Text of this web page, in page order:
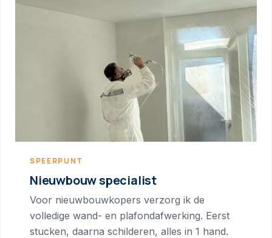
SPEERPUNT
Nieuwbouw specialist
Voor nieuwbouwkopers verzorg ik de
volledige wand- en plafondafwerking. Eerst
stucken, daarna schilderen, alles in 1 hand.